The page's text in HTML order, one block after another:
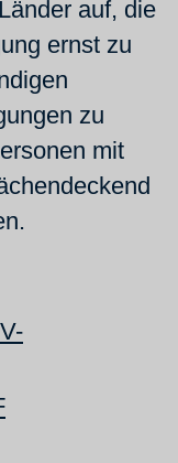
auf, die
ernst zu
zu
mit